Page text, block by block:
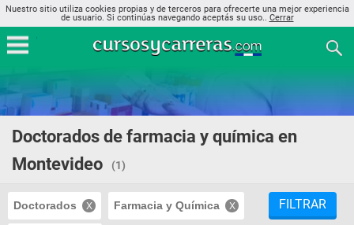
Nuestro sitio utiliza cookies propias y de terceros para ofrecerte una mejor experiencia
de usuario. Si continúas navegando aceptás su uso.. Cerrar
Doctorados de farmacia y química en
Montevideo
(1)
Doctorados Farmacia y Química FILTRAR